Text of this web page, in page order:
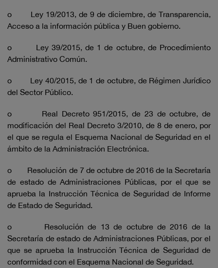
o Ley 19/2013, de 9 de diciembre, de Transparencia,
Acceso a la información pública y Buen gobierno.
o Ley 39/2015, de 1 de octubre, de Procedimiento
Administrativo Común.
o Ley 40/2015, de 1 de octubre, de Régimen Jurídico
del Sector Público.
o Real Decreto 951/2015, de 23 de octubre, de
modificación del Real Decreto 3/2010, de 8 de enero, por
el que se regula el Esquema Nacional de Seguridad en el
ámbito de la Administración Electrónica.
o Resolución de 7 de octubre de 2016 de la Secretaría
de estado de Administraciones Públicas, por el que se
aprueba la Instrucción Técnica de Seguridad de Informe
de Estado de Seguridad.
o Resolución de 13 de octubre de 2016 de la
Secretaría de estado de Administraciones Públicas, por el
que se aprueba la Instrucción Técnica de Seguridad de
conformidad con el Esquema Nacional de Seguridad.